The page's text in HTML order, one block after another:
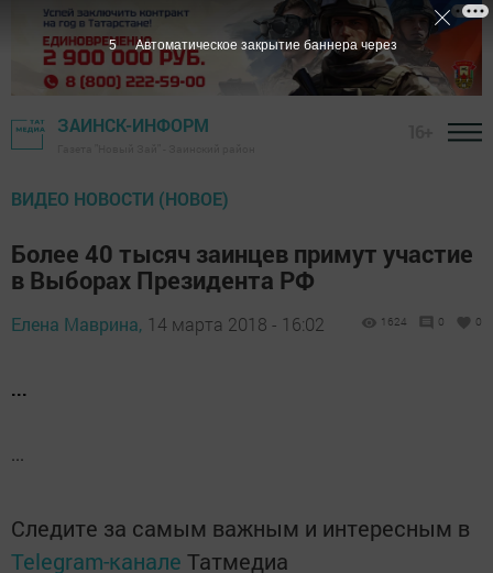
ЗАИНСК-ИНФОРМ
ВИДЕО НОВОСТИ (НОВОЕ)
Более 40 тысяч заинцев примут участие
в Выборах Президента РФ
Елена Маврина, 14 марта 2018 - 16:02 1624 0 0
...
...
Следите за самым важным и интересным в
Telegram-канале Татмедиа
5 Автоматическое закрытие баннера через